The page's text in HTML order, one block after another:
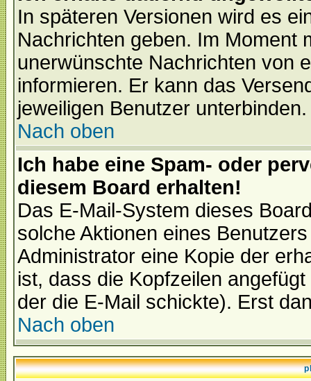
In späteren Versionen wird es
Nachrichten geben. Im Moment
unerwünschte Nachrichten von
informieren. Er kann das
jeweiligen Benutzer unterbinden.
Nach oben
Ich habe eine Spam- oder
diesem Board erhalten!
Das E-Mail-System dieses
solche Aktionen eines
Administrator eine Kopie der
ist, dass die Kopfzeilen
der die E-Mail schickte). Erst
Nach oben